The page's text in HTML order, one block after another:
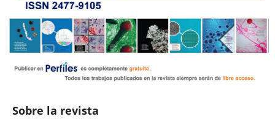
Sobre la revista